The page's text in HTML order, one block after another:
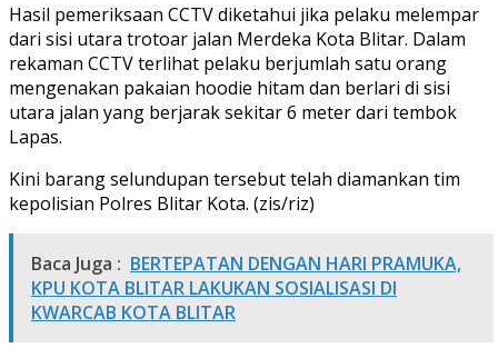
Hasil pemeriksaan CCTV diketahui jika pelaku melempar
dari sisi utara trotoar jalan Merdeka Kota Blitar. Dalam
rekaman CCTV terlihat pelaku berjumlah satu orang
mengenakan pakaian hoodie hitam dan berlari di sisi
utara jalan yang berjarak sekitar 6 meter dari tembok
Lapas.
Kini barang selundupan tersebut telah diamankan tim
kepolisian Polres Blitar Kota. (zis/riz)
Baca Juga : BERTEPATAN DENGAN HARI PRAMUKA,
KPU KOTA BLITAR LAKUKAN SOSIALISASI DI
KWARCAB KOTA BLITAR